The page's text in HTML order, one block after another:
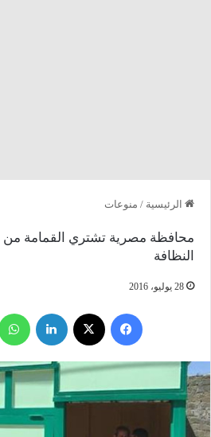
الرئيسية / منوعات
محافظة مصرية تشتري القمامة من
النظافة
28 يوليو، 2016
فيسبوك لينكدإن